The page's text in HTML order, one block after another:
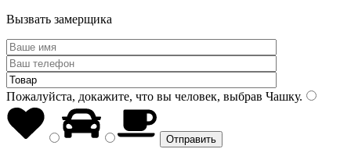
Вызвать замерщика
Пожалуйста, докажите, что вы человек, выбрав Чашку.